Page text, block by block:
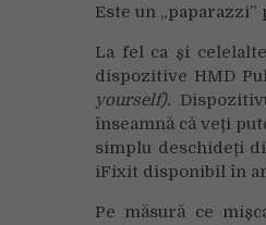
Este un
La fel ca și
dispozitive HMD
yourself).
înseamnă că veți
simplu deschideți
iFixit disponibil în
Pe măsură ce